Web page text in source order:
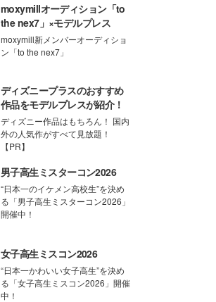
moxymillオーディション「to
the nex7」×モデルプレス
moxymill新メンバーオーディショ
ン「to the nex7」
ディズニープラスのおすすめ
作品をモデルプレスが紹介！
ディズニー作品はもちろん！ 国内
外の人気作がすべて見放題！
【PR】
男子高生ミスターコン2026
“日本一のイケメン高校生”を決め
る「男子高生ミスターコン2026」
開催中！
女子高生ミスコン2026
“日本一かわいい女子高生”を決め
る「女子高生ミスコン2026」開催
中！